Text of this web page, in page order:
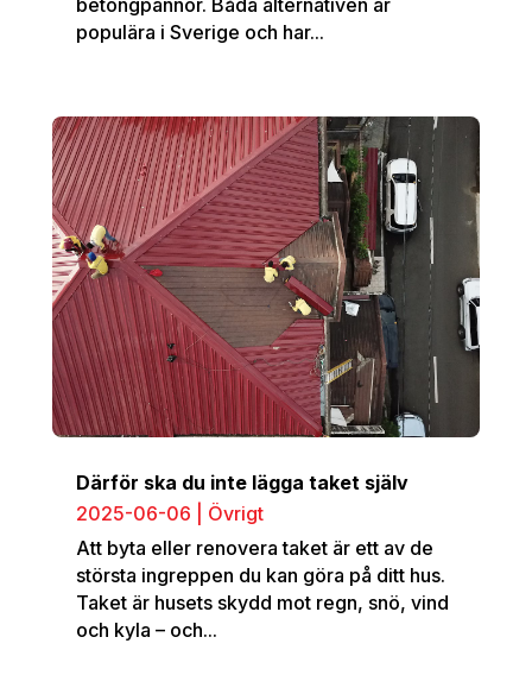
populära i Sverige och har...
Därför ska du inte lägga taket själv
2025-06-06
Övrigt
Att byta eller renovera taket är ett av de
största ingreppen du kan göra på ditt hus.
Taket är husets skydd mot regn, snö, vind
och kyla – och...